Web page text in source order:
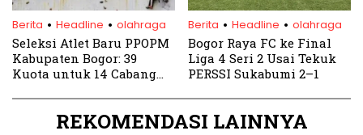
Berita . Headline . olahraga
Seleksi Atlet Baru PPOPM
Kabupaten Bogor: 39
Kuota untuk 14 Cabang
Berita . Headline . olahraga
Bogor Raya FC ke Final
Liga 4 Seri 2 Usai Tekuk
PERSSI Sukabumi 2–1
REKOMENDASI LAINNYA